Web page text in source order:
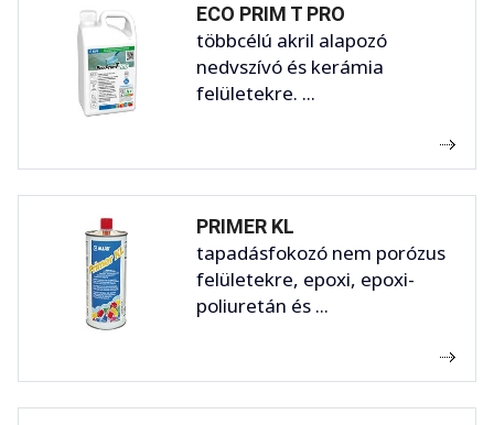
ECO PRIM T PRO
többcélú akril alapozó
nedvszívó és kerámia
felületekre. ...
PRIMER KL
tapadásfokozó nem porózus
felületekre, epoxi, epoxi-
poliuretán és ...